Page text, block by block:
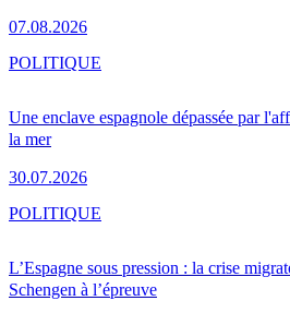
07.08.2026
Une enclave espagnole dépassée par
la mer
30.07.2026
POLITIQUE
L’Espagne sous pression : la crise
Schengen à l’épreuve
POLITIQUE